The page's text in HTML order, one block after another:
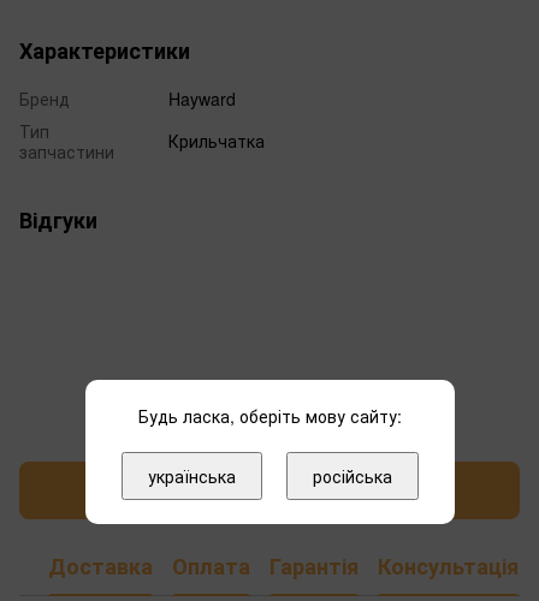
Характеристики
Бренд
Hayward
Тип
запчастини
Крильчатка
Відгуки
Написати відгук
Доставка Оплата Гарантія Консультація
Будь ласка, оберіть мову сайту:
українська російська